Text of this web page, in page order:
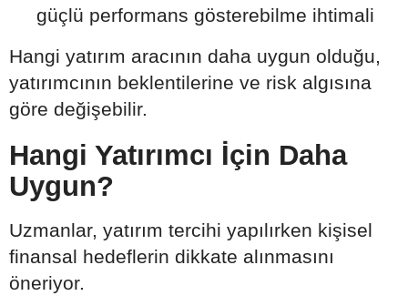
güçlü performans gösterebilme ihtimali
Hangi yatırım aracının daha uygun olduğu,
yatırımcının beklentilerine ve risk algısına
göre değişebilir.
Hangi Yatırımcı İçin Daha
Uygun?
Uzmanlar, yatırım tercihi yapılırken kişisel
finansal hedeflerin dikkate alınmasını
öneriyor.